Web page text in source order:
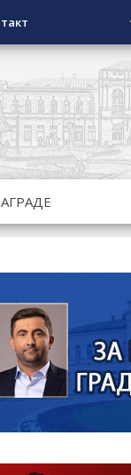
КУЋЕ СА
БОРАЧКИ